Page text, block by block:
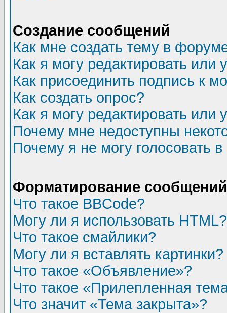
Создание сообщений
Как мне создать тему в
Как я могу редактировать или
Как присоединить подпись к
Как создать опрос?
Как я могу редактировать или
Почему мне недоступны
Почему я не могу голосовать
Форматирование
Что такое BBCode?
Могу ли я использовать HTML?
Что такое смайлики?
Могу ли я вставлять картинки?
Что такое «Объявление»?
Что такое «Прилепленная
Что значит «Тема закрыта»?